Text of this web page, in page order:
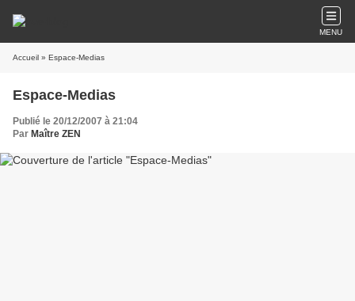
MENU
Accueil » Espace-Medias
Espace-Medias
Publié le 20/12/2007 à 21:04
Par Maître ZEN